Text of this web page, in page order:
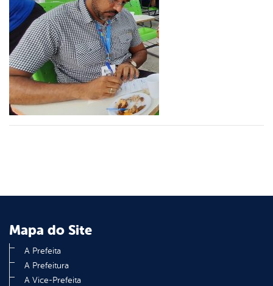
Mapa do Site
A Prefeita
A Prefeitura
A Vice-Prefeita